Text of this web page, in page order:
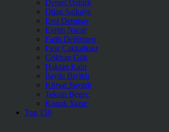
Demet Öztürk
Dilan Salkaya
Erol Demiray
Evrim Nacar
Fatih Değirmen
Fırat Çakkalkurt
Gökhan Gök
Haktan Kalır
İlayda Bıyıklı
Kürşat Saygılı
Teksin Begeç
Konuk Yazar
Top 150